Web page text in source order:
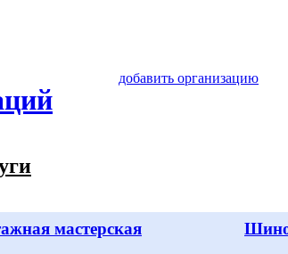
добавить организацию
мастерская